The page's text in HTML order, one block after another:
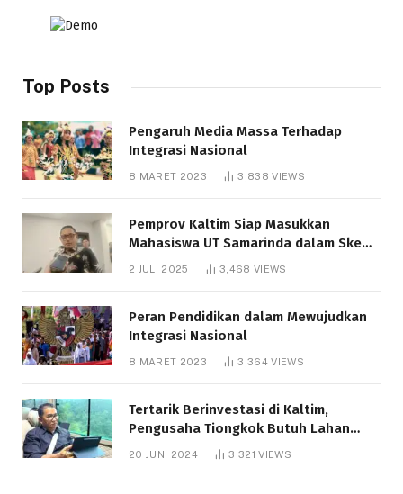
Top Posts
Pengaruh Media Massa Terhadap
Integrasi Nasional
8 MARET 2023 3,838VIEWS
Pemprov Kaltim Siap Masukkan
Mahasiswa UT Samarinda dalam Skema
Bantuan Pendidikan Gratispol
2 JULI 2025 3,468 VIEWS
Peran Pendidikan dalam Mewujudkan
Integrasi Nasional
8 MARET 2023 3,364VIEWS
Tertarik Berinvestasi di Kaltim,
Pengusaha Tiongkok Butuh Lahan
1.000 Hektare
20 JUNI 2024 3,321VIEWS